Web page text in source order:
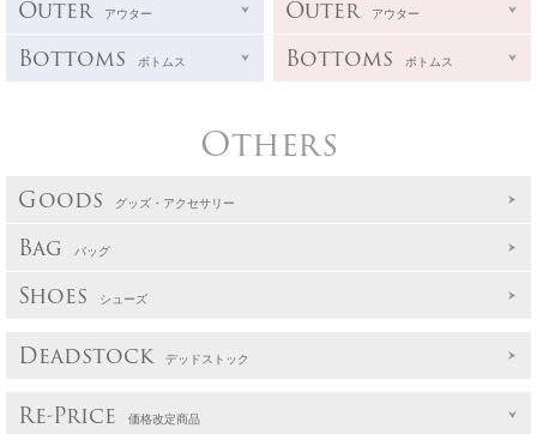
Outer アウター
Bottoms ボトムス
Outer アウター
Bottoms ボトムス
Others
Goods グッズ・アクセサリー
Bag バッグ
Shoes シューズ
Deadstock デッドストック
Re-Price 価格改定商品